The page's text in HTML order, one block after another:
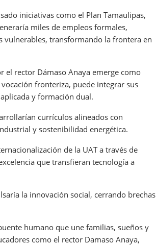
iniciativas como el Plan Tamaulipas,
miles de empleos formales,
transformando la frontera en
el rector Dámaso Anaya emerge como
fronteriza, puede integrar sus
y formación dual.
currículos alineados con
y sostenibilidad energética.
de la UAT a través de
que transfieran tecnología a
la innovación social, cerrando brechas
humano que une familias, sueños y
como el rector Damaso Anaya,